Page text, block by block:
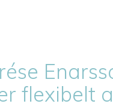
flexibelt